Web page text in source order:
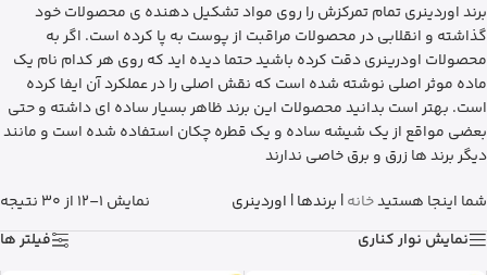
برند اوردینری تمام تمرکزش را روی مواد تشکیل دهنده ی محصولات خود
گذاشته و انقلابی در محصولات مراقبت از پوست به پا کرده است. اگر به
محصولات اودرینری دقت کرده باشید حتما دیده اید که روی هر کدام نام یک
ماده موثر اصلی نوشته شده است که نقش اصلی را در عملکرد آن ایفا کرده
است. بهتر است بدانید محصولات این برند ظاهر بسیار ساده ای داشته و حتی
بعضی مواقع از یک شیشه ساده و یک قطره چکان استفاده شده است و مانند
دیگر برند ها زرق و برق خاصی ندارند
شما اینجا هستیدخانه| برندها| اوردینری
نمایش 1–12 از 30 نتیجه
نمایش نوار کناری
فیلتر ها